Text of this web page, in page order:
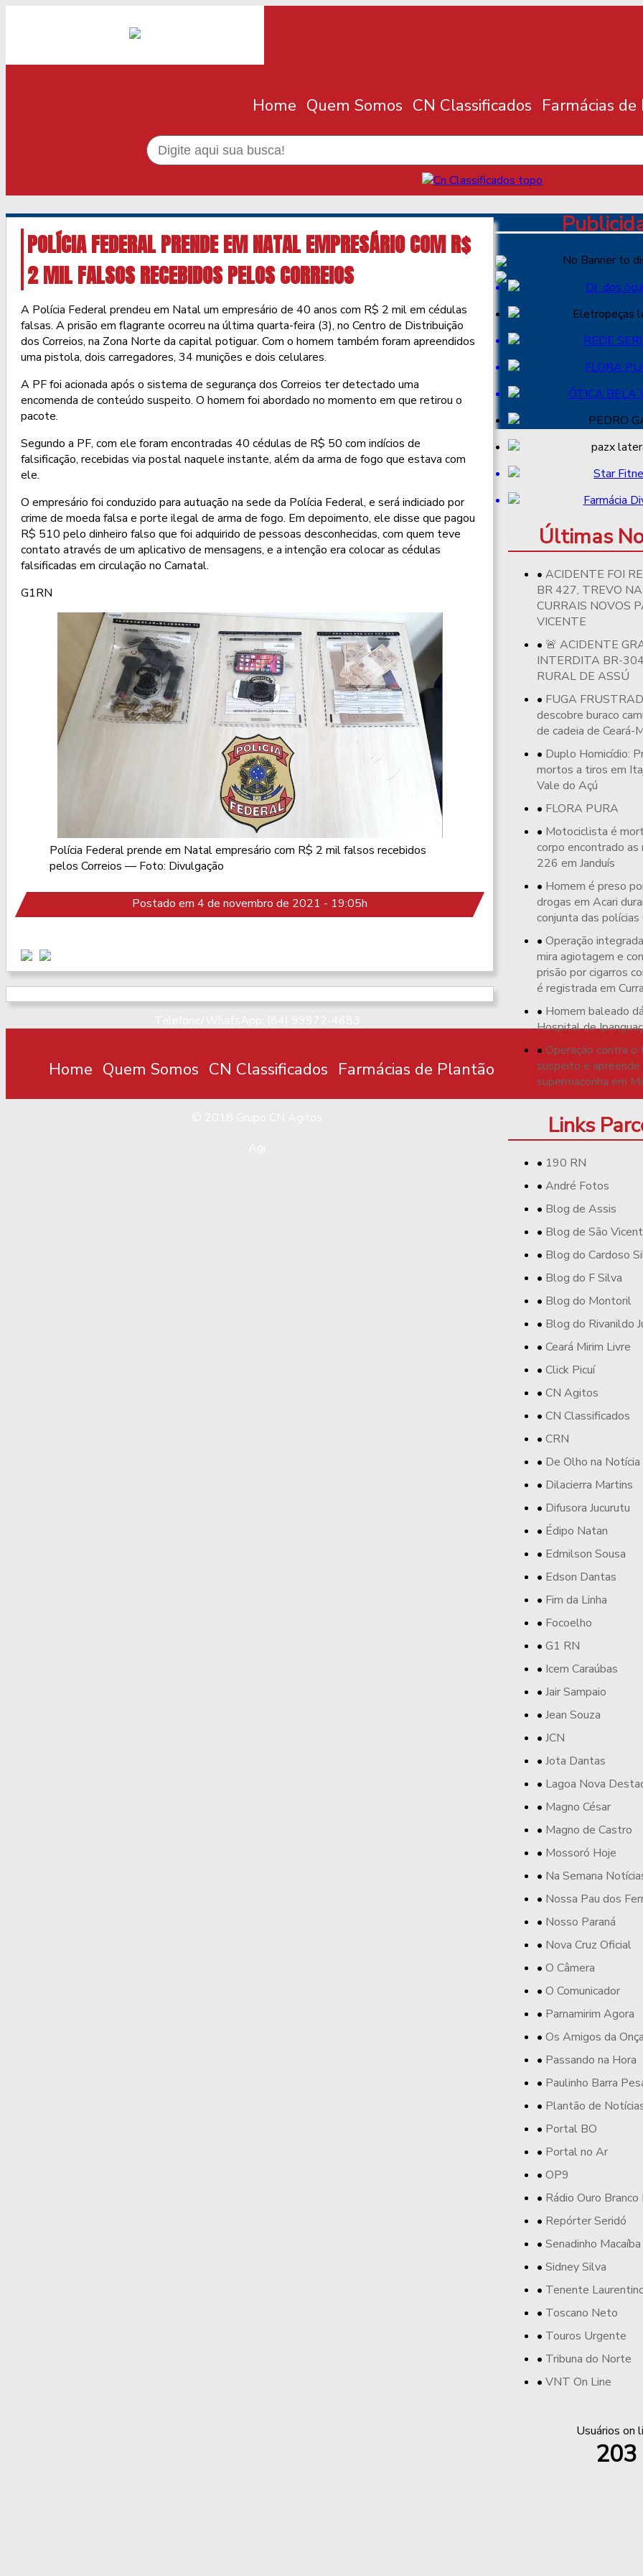
Home Quem Somos CN Classificados Farmácias
POLÍCIA FEDERAL PRENDE EM NATAL EMPRESÁRIO COM R$
2 MIL FALSOS RECEBIDOS PELOS CORREIOS
A Polícia Federal prendeu em Natal um empresário de 40 anos com R$ 2 mil em cédulas
falsas. A prisão em flagrante ocorreu na última quarta-feira (3), no Centro de Distribuição
dos Correios, na Zona Norte da capital potiguar. Com o homem também foram apreendidos
uma pistola, dois carregadores, 34 munições e dois celulares.
A PF foi acionada após o sistema de segurança dos Correios ter detectado uma
encomenda de conteúdo suspeito. O homem foi abordado no momento em que retirou o
pacote.
Segundo a PF, com ele foram encontradas 40 cédulas de R$ 50 com indícios de
falsificação, recebidas via postal naquele instante, além da arma de fogo que estava com
ele.
O empresário foi conduzido para autuação na sede da Polícia Federal, e será indiciado por
crime de moeda falsa e porte ilegal de arma de fogo. Em depoimento, ele disse que pagou
R$ 510 pelo dinheiro falso que foi adquirido de pessoas desconhecidas, com quem teve
contato através de um aplicativo de mensagens, e a intenção era colocar as cédulas
falsificadas em circulação no Carnatal.
G1RN
Polícia Federal prende em Natal empresário com R$ 2 mil falsos recebidos
pelos Correios — Foto: Divulgação
Postado em 4 de novembro de 2021 - 19:05h
No Banner to
Últimas
ACIDENTE FOI
BR 427, TREVO
CURRAIS NOVOS
VICENTE
🚨 ACIDENTE
INTERDITA BR-
RURAL DE ASSÚ
FUGA
descobre buraco
de cadeia de Ceará-
Duplo Homicídio:
mortos a tiros em
Vale do Açú
FLORA PURA
Motociclista é
corpo encontrado as
226 em Janduís
Homem é preso
drogas em Acari
conjunta das
Operação
mira agiotagem e
prisão por cigarros
é registrada em
Homem baleado
Hospital de
Operação contra o
suspeito e
supermaconha em
Links
190 RN
André Fotos
Blog de Assis
Blog de São
Blog do Cardoso
Blog do F Silva
Blog do Montoril
Blog do Rivanildo
Ceará Mirim Livre
Click Picuí
CN Agitos
CN Classificados
CRN
De Olho na Notícia
Dilacierra Martins
Difusora Jucurutu
Édipo Natan
Edmilson Sousa
Edson Dantas
Fim da Linha
Focoelho
G1 RN
Icem Caraúbas
Jair Sampaio
Jean Souza
JCN
Jota Dantas
Lagoa Nova
Magno César
Magno de Castro
Mossoró Hoje
Na Semana
Nossa Pau dos
Nosso Paraná
Nova Cruz Oficial
O Câmera
O Comunicador
Parnamirim Agora
Os Amigos da Onça
Passando na Hora
Paulinho Barra
Plantão de
Portal BO
Portal no Ar
OP9
Rádio Ouro Branco
Repórter Seridó
Senadinho Macaíba
Sidney Silva
Tenente
Toscano Neto
Touros Urgente
Tribuna do Norte
VNT On Line
Usuários on
203
Home Quem Somos CN Classificados Farmácias de Plantão